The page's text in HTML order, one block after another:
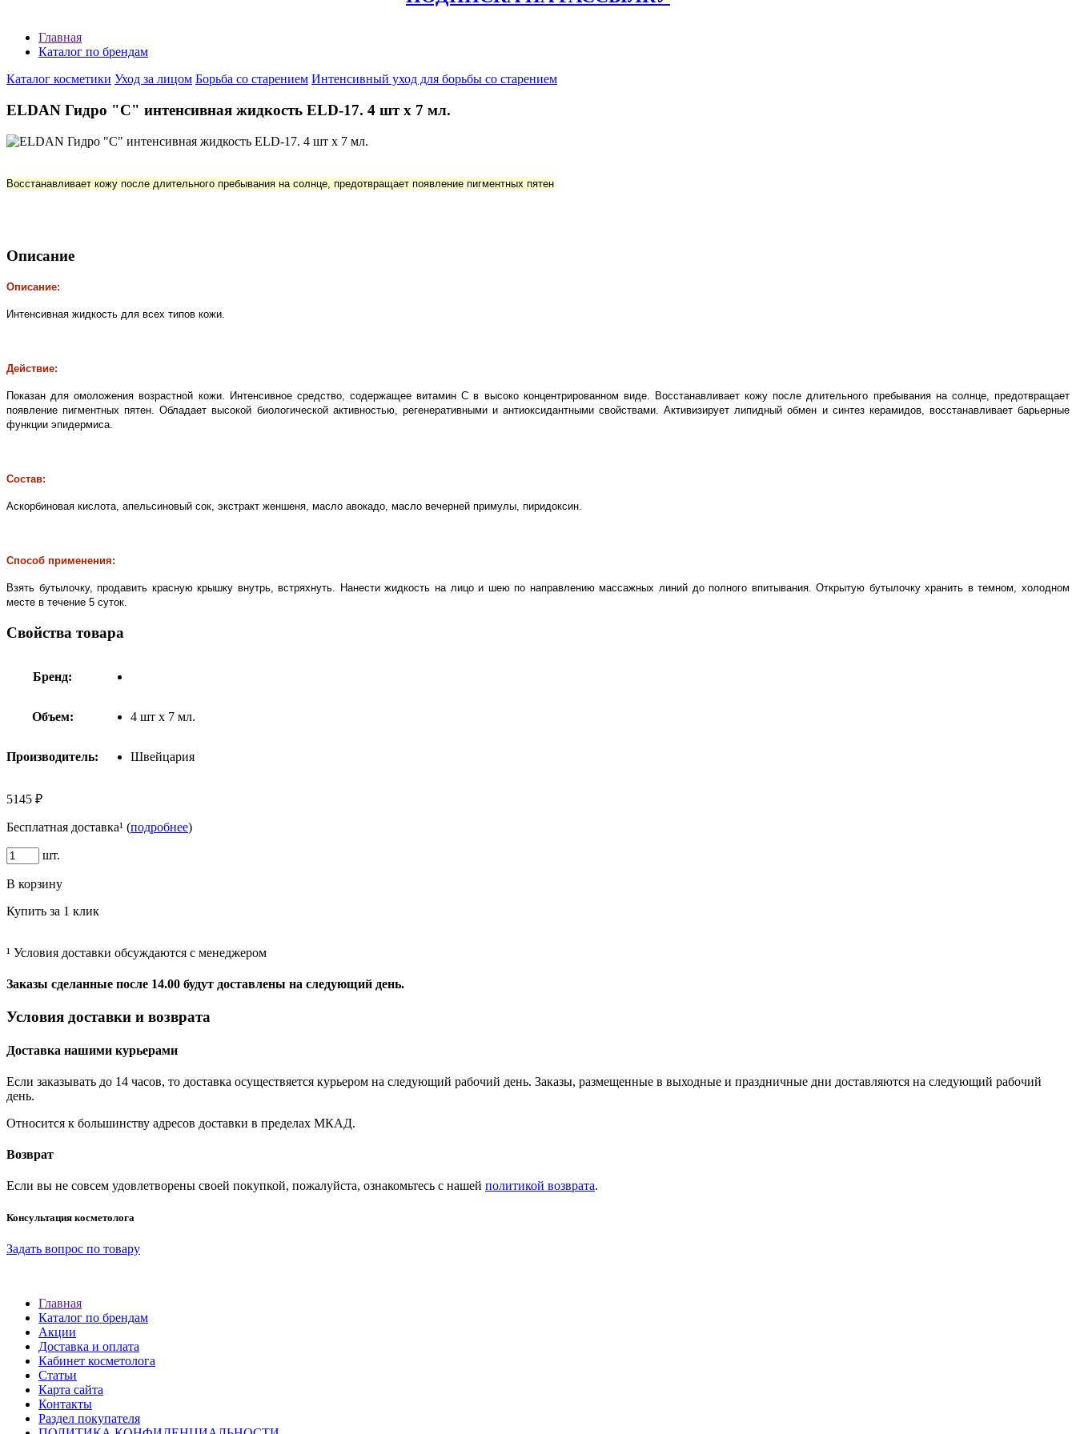
Главная
Каталог по брендам
Каталог косметики Уход за лицом Борьба со старением Интенсивный уход для борьбы со старением
ELDAN Гидро "С" интенсивная жидкость ELD-17. 4 шт х 7 мл.
Восстанавливает кожу после длительного пребывания на солнце, предотвращает появление пигментных пятен
Описание
Описание:
Интенсивная жидкость для всех типов кожи.
Действие:
Показан для омоложения возрастной кожи. Интенсивное средство, содержащее витамин С в высоко концентрированном виде. Восстанавливает кожу после длительного пребывания на солнце, предотвращает
появление пигментных пятен. Обладает высокой биологической активностью, регенеративными и антиоксидантными свойствами. Активизирует липидный обмен и синтез керамидов, восстанавливает барьерные
функции эпидермиса.
Состав:
Аскорбиновая кислота, апельсиновый сок, экстракт женшеня, масло авокадо, масло вечерней примулы, пиридоксин.
Способ применения:
Взять бутылочку, продавить красную крышку внутрь, встряхнуть. Нанести жидкость на лицо и шею по направлению массажных линий до полного впитывания. Открытую бутылочку хранить в темном, холодном
месте в течение 5 суток.
Свойства товара
Бренд:
Объем: 4 шт х 7 мл.
Производитель: Швейцария
5145 ₽
Бесплатная доставка¹ (подробнее)
шт.
В корзину
Купить за 1 клик
¹ Условия доставки обсуждаются с менеджером
Заказы сделанные после 14.00 будут доставлены на следующий день.
Условия доставки и возврата
Доставка нашими курьерами
Если заказывать до 14 часов, то доставка осуществяется курьером на следующий рабочий день. Заказы, размещенные в выходные и праздничные дни доставляются на следующий рабочий
день.
Относится к большинству адресов доставки в пределах МКАД.
Возврат
Если вы не совсем удовлетворены своей покупкой, пожалуйста, ознакомьтесь с нашей политикой возврата.
Консультация косметолога
Задать вопрос по товару
Главная
Каталог по брендам
Акции
Доставка и оплата
Кабинет косметолога
Статьи
Карта сайта
Контакты
Раздел покупателя